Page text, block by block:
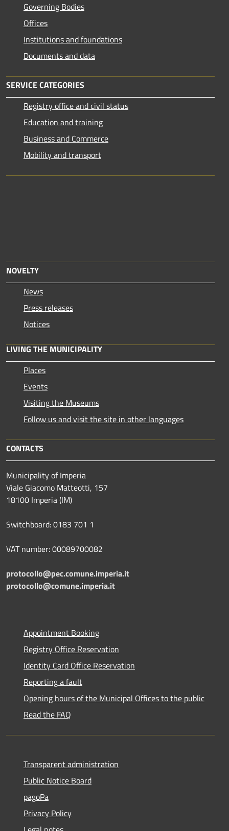
Governing Bodies
Offices
Institutions and foundations
Documents and data
SERVICE CATEGORIES
Registry office and civil status
Education and training
Business and Commerce
Mobility and transport
NOVELTY
News
Press releases
Notices
LIVING THE MUNICIPALITY
Places
Events
Visiting the Museums
Follow us and visit the site in other languages
CONTACTS
Municipality of Imperia
Viale Giacomo Matteotti, 157
18100 Imperia (IM)
Switchboard: 0183 701 1
VAT number: 00089700082
protocollo@pec.comune.imperia.it
protocollo@comune.imperia.it
Appointment Booking
Registry Office Reservation
Identity Card Office Reservation
Reporting a fault
Opening hours of the Municipal Offices to the public
Read the FAQ
Transparent administration
Public Notice Board
pagoPa
Privacy Policy